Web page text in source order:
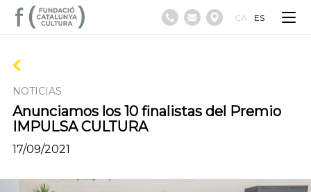
CA ES
NOTICIAS
Anunciamos los 10 finalistas del Premio
IMPULSA CULTURA
17/09/2021